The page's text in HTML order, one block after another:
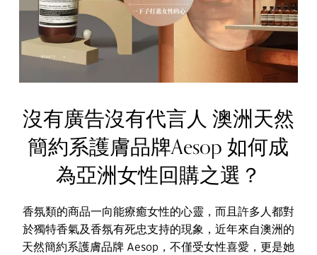
沒有廣告沒有代言人 澳洲天然
簡約系護膚品牌Aesop 如何成
為亞洲女性回購之選？
香氛類的商品一向能療癒女性的心靈，而且許多人都對
於獨特香氣及香氛有死忠支持的現象，近年來自澳洲的
天然簡約系護膚品牌 Aesop，不僅受女性喜愛，更是她